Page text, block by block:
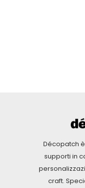
Décopatch
supporti in
craft.